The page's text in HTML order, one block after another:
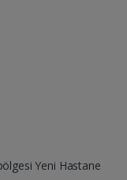
Yeni Hastane